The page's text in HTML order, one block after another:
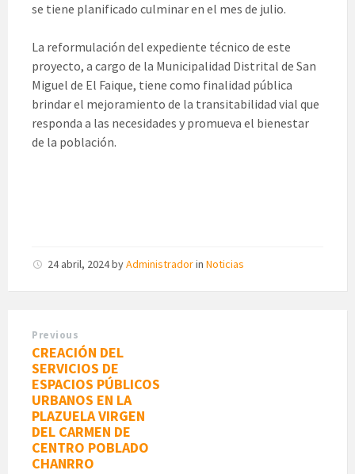
se tiene planificado culminar en el mes de julio.
La reformulación del expediente técnico de este
proyecto, a cargo de la Municipalidad Distrital de San
Miguel de El Faique, tiene como finalidad pública
brindar el mejoramiento de la transitabilidad vial que
responda a las necesidades y promueva el bienestar
de la población.
24 abril, 2024byAdministradorin Noticias
Previous
CREACIÓN DEL
SERVICIOS DE
ESPACIOS PÚBLICOS
URBANOS EN LA
PLAZUELA VIRGEN
DEL CARMEN DE
CENTRO POBLADO
CHANRRO